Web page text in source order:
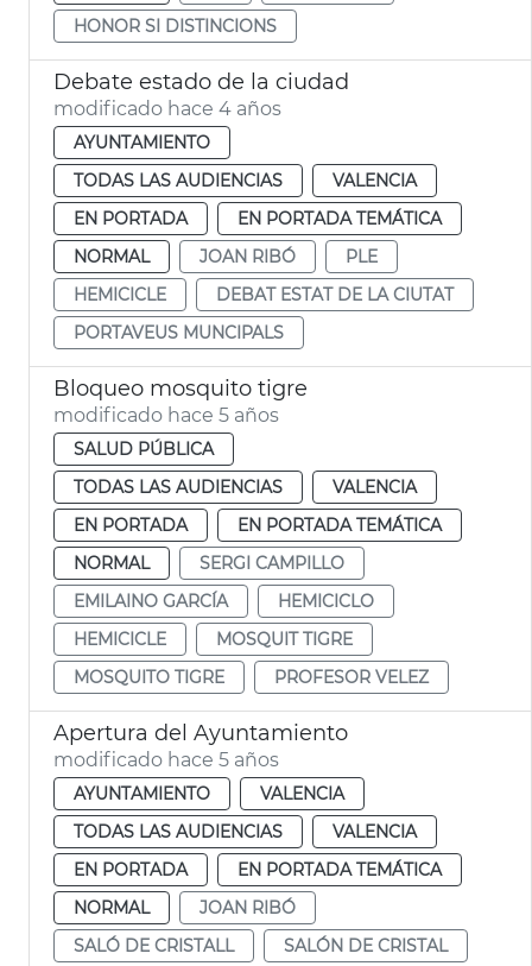
HONOR SI DISTINCIONS
Debate estado de la ciudad
modificado hace 4 años
AYUNTAMIENTO
TODAS LAS AUDIENCIAS
VALENCIA
EN PORTADA
EN PORTADA TEMÁTICA
NORMAL
JOAN RIBÓ
PLE
HEMICICLE
DEBAT ESTAT DE LA CIUTAT
PORTAVEUS MUNCIPALS
Bloqueo mosquito tigre
modificado hace 5 años
SALUD PÚBLICA
TODAS LAS AUDIENCIAS
VALENCIA
EN PORTADA
EN PORTADA TEMÁTICA
NORMAL
SERGI CAMPILLO
EMILAINO GARCÍA
HEMICICLO
HEMICICLE
MOSQUIT TIGRE
MOSQUITO TIGRE
PROFESOR VELEZ
Apertura del Ayuntamiento
modificado hace 5 años
AYUNTAMIENTO
VALENCIA
TODAS LAS AUDIENCIAS
VALENCIA
EN PORTADA
EN PORTADA TEMÁTICA
NORMAL
JOAN RIBÓ
SALÓ DE CRISTALL
SALÓN DE CRISTAL